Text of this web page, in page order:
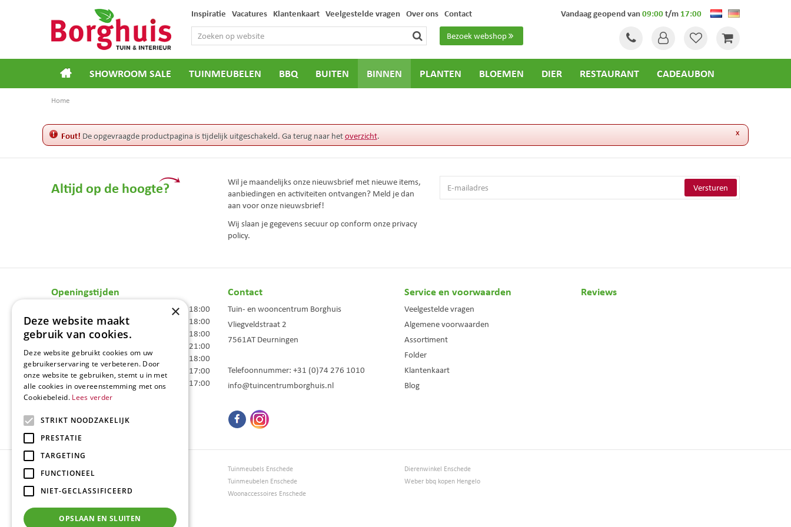
Home
Bezoek webshop
Inspiratie Vacatures Klantenkaart Veelgestelde vragen Over ons Contact Vandaag geopend van09:00t/m17:00
SHOWROOM SALE TUINMEUBELEN BBQ BUITEN BINNEN PLANTEN BLOEMEN DIER RESTAURANT CADEAUBON
x
Fout! De opgevraagde productpagina is tijdelijk uitgeschakeld. Ga terug naar hetoverzicht.
Altijd op de hoogte?
Wil je maandelijks onze nieuwsbrief met nieuwe items,
aanbiedingen en activiteiten ontvangen? Meld je dan
aan voor onze nieuwsbrief!
Wij slaan je gegevens secuur op conform onze privacy
policy.
Openingstijden
09:00 - 18:00
Dinsdag
09:00 - 18:00
Woensdag
09:00 - 18:00
09:00 - 21:00
Vrijdag
09:00 - 18:00
Zaterdag
09:00 - 17:00
Zondag
10:00 - 17:00
Contact
Tuin- en wooncentrum Borghuis
Vliegveldstraat 2
7561AT Deurningen
Telefoonnummer: +31 (0)74 276 1010
info@tuincentrumborghuis.nl
Service en voorwaarden
Veelgestelde vragen
Algemene voorwaarden
Assortiment
Folder
Klantenkaart
Blog
Reviews
Tuincentrum Borghuis
Loungesets
Bloemen
Barbecues
Tuinmeubels Enschede
Tuinmeubelen Enschede
Woonaccessoires Enschede
Dierenwinkel Enschede
Weber bbq kopen Hengelo
×
Deze website maakt
gebruik van cookies.
Deze website gebruikt cookies om uw
gebruikerservaring te verbeteren. Door
onze website te gebruiken, stemt u in met
alle cookies in overeenstemming met ons
Cookiebeleid. Lees verder
STRIKT NOODZAKELIJK
PRESTATIE
TARGETING
FUNCTIONEEL
NIET-GECLASSIFICEERD
OPSLAAN EN SLUITEN